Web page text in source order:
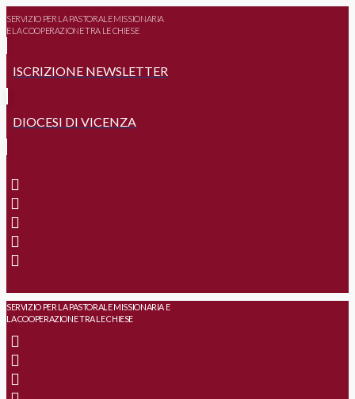
SERVIZIO PER LA PASTORALE MISSIONARIA
E LA COOPERAZIONE TRA LE CHIESE
ISCRIZIONE NEWSLETTER
DIOCESI DI VICENZA
SERVIZIO PER LA PASTORALE MISSIONARIA E
LA COOPERAZIONE TRA LE CHIESE